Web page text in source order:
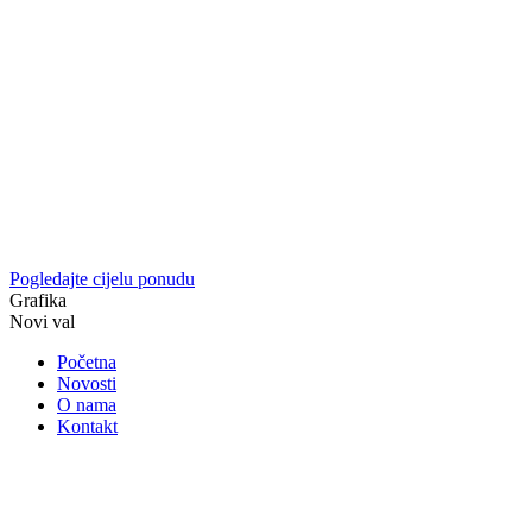
Pogledajte cijelu ponudu
Grafika
Novi val
Početna
Novosti
O nama
Kontakt